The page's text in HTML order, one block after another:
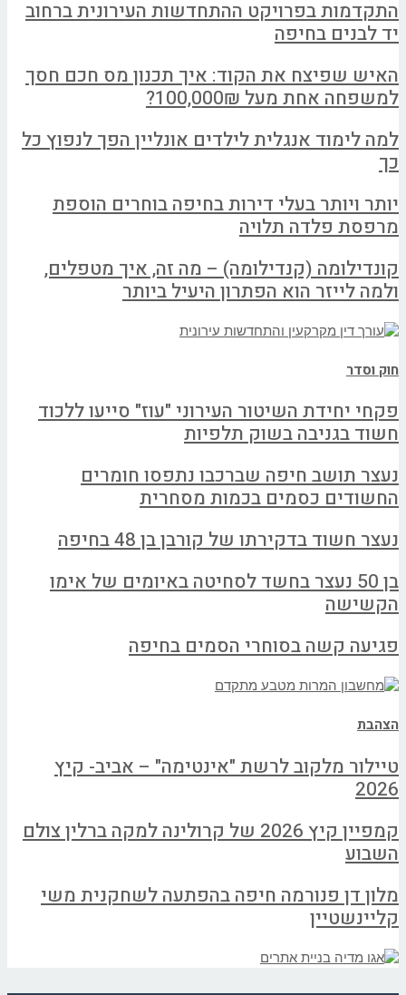
התקדמות בפרויקט ההתחדשות העירונית ברחוב
יד לבנים בחיפה
האיש שפיצח את הקוד: איך תכנון מס חכם חסך
למשפחה אחת מעל 100,000₪?
למה לימוד אנגלית לילדים אונליין הפך לנפוץ כל
כך
יותר ויותר בעלי דירות בחיפה בוחרים הוספת
מרפסת פלדה תלויה
קונדילומה (קנדילומה) – מה זה, איך מטפלים,
ולמה לייזר הוא הפתרון היעיל ביותר
חוק וסדר
פקחי יחידת השיטור העירוני "עוז" סייעו ללכוד
חשוד בגניבה בשוק תלפיות
נעצר תושב חיפה שברכבו נתפסו חומרים
החשודים כסמים בכמות מסחרית
נעצר חשוד בדקירתו של קורבן בן 48 בחיפה
בן 50 נעצר בחשד לסחיטה באיומים של אימו
הקשישה
פגיעה קשה בסוחרי הסמים בחיפה
הצהבת
טיילור מלקוב לרשת "אינטימה" – אביב- קיץ
2026
קמפיין קיץ 2026 של קרולינה למקה ברלין צולם
השבוע
מלון דן פנורמה חיפה בהפתעה לשחקנית משי
קליינשטיין